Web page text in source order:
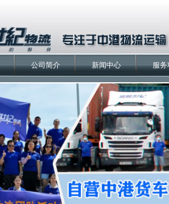
公司简介 新闻中心 服务